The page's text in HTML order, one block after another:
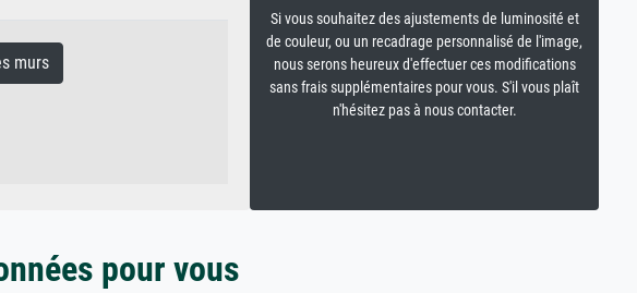
murs
Si vous souhaitez des ajustements de luminosité et
de couleur, ou un recadrage personnalisé de l'image,
nous serons heureux d'effectuer ces modifications
sans frais supplémentaires pour vous. S'il vous plaît
n'hésitez pas à nous contacter.
pour vous